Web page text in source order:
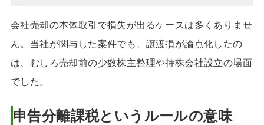
会社売却の本体取引で損失が出るケースは多くありませ
ん。当社が関与した案件でも、譲渡損が論点化したの
は、むしろ売却前の少数株主整理や持株会社設立の場面
でした。
申告分離課税というルールの意味